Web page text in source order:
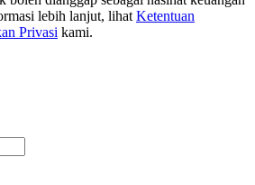
lebih lanjut, lihat Ketentuan
Privasi kami.